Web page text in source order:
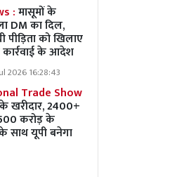
:मासूमों के
DM का दिल,
को खिलाए
कार्रवाई के आदेश
2026 16:28:43
Trade Show
खरीदार, 2400+
करोड़ के
साथ यूपी बनेगा